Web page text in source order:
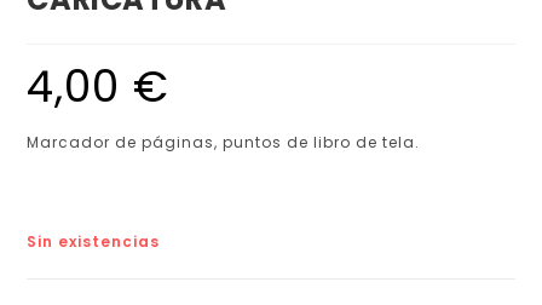
4,00 €
Marcador de páginas, puntos de libro de tela.
Sin existencias